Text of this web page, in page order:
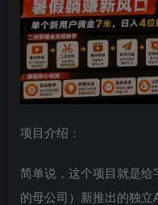
项目介绍：
简单说，这个项目就是
的母公司）新推出的独